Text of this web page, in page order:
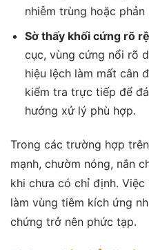
nhiễm trùng hoặc
Sờ thấy khối cứng rõ
cục, vùng cứng nổi rõ
hiệu lệch làm mất cân
kiểm tra trực tiếp để
hướng xử lý phù hợp.
Trong các trường hợp
mạnh, chườm nóng, nắn
khi chưa có chỉ định.
làm vùng tiêm kích ứng
chứng trở nên phức tạp.